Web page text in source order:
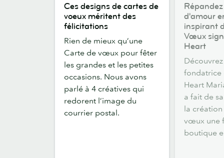
designs
voeux
méritent
des
félicitations
Ces designs de cartes de
voeux méritent des
félicitations
Rien de mieux qu’une
Carte de vœux pour fêter
les grandes et les petites
occasions. Nous avons
parlé à 4 créatives qui
redorent l’image du
courrier postal.
peu
d'amour
vous
inspirant
des
Cartes
Vœux
signées
d'amour
inspirant
Vœux
Heart
fondatrice
Heart
a fait de
la
vœux une
boutique